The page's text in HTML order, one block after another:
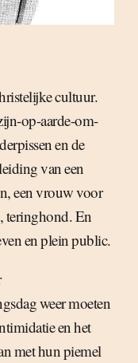
cultuur.
op-aarde-om-
en de
van een
een vrouw voor
teringhond. En
en plein public.
weer moeten
en het
met hun piemel